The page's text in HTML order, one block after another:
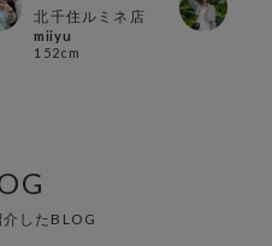
北千住ルミネ店
miiyu
152cm
介したBLOG